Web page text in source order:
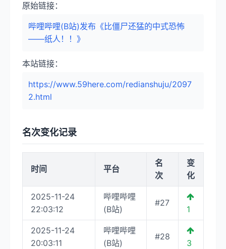
原始链接：
哔哩哔哩(B站)发布《比僵尸还猛的中式恐怖
——纸人！！》
本站链接：
https://www.59here.com/redianshuju/2097
2.html
名次变化记录
时间 平台
名
次
变
化
2025-11-24
22:03:12
哔哩哔哩
(B站)
#27
1
2025-11-24
20:03:11
哔哩哔哩
(B站)
#28
3